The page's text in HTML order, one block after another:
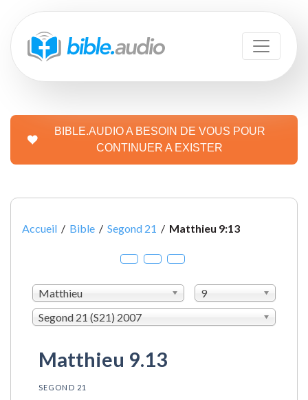
BIBLE.AUDIO A BESOIN DE VOUS POUR
CONTINUER A EXISTER
Accueil / Bible / Segond 21 / Matthieu 9:13
Matthieu
9
Segond 21 (S21) 2007
Matthieu 9.13
SEGOND 21